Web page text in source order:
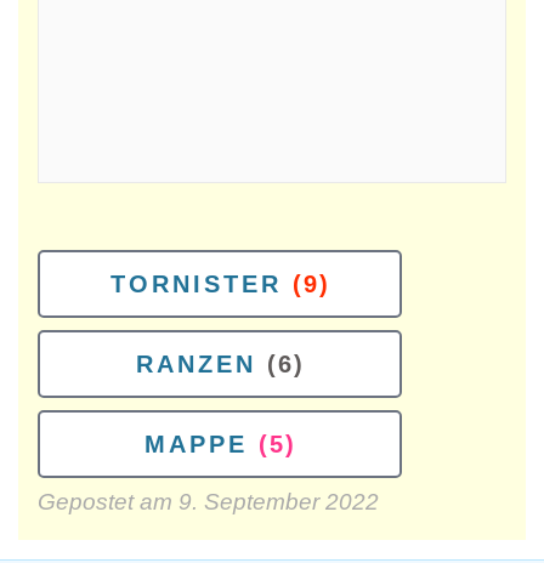
TORNISTER (9)
RANZEN (6)
MAPPE (5)
Gepostet am 9. September 2022